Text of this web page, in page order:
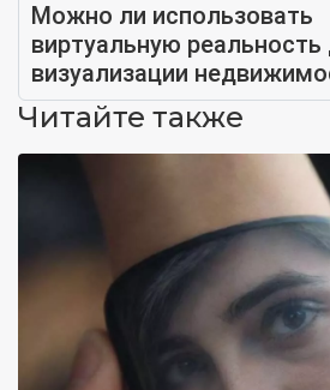
Можно ли использовать
виртуальную реальность
визуализации
Читайте также